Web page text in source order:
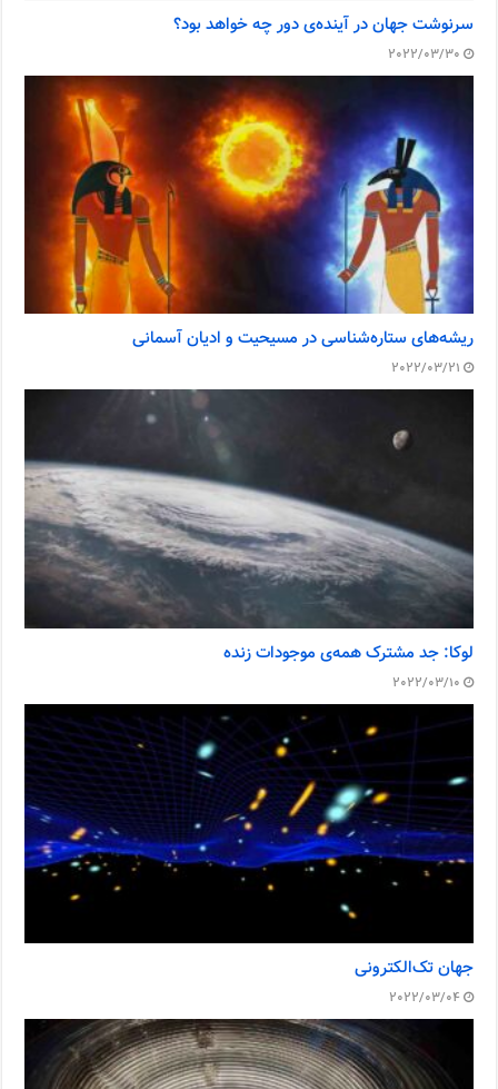
سرنوشت جهان در آینده‌ی دور چه خواهد بود؟
2022/03/30
ریشه‌های ستاره‌شناسی در مسیحیت و ادیان آسمانی
2022/03/21
لوکا: جد مشترک همه‌ی موجودات زنده
2022/03/10
جهان تک‌الکترونی
2022/03/04